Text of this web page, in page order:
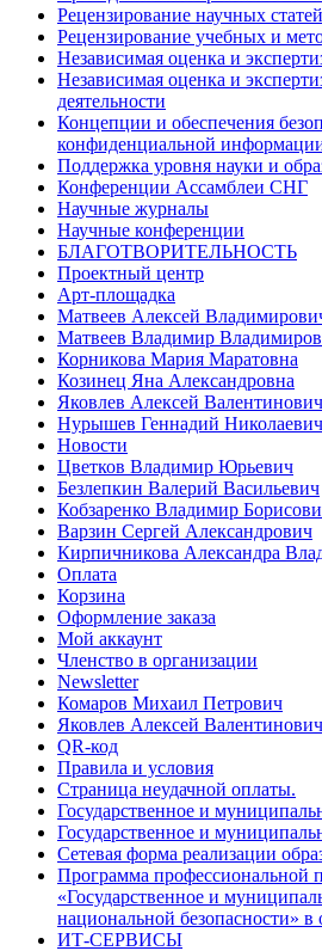
Рецензирование научных
Рецензирование учебных и
Независимая оценка и
Независимая оценка и
деятельности
Концепции и обеспечения
конфиденциальной
Поддержка уровня науки и
Конференции Ассамблеи СНГ
Научные журналы
Научные конференции
БЛАГОТВОРИТЕЛЬНОСТЬ
Проектный центр
Арт-площадка
Матвеев Алексей
Матвеев Владимир
Корникова Мария Маратовна
Козинец Яна Александровна
Яковлев Алексей Валентинович
Нурышев Геннадий Николаевич
Новости
Цветков Владимир Юрьевич
Безлепкин Валерий Васильевич
Кобзаренко Владимир
Варзин Сергей Александрович
Кирпичникова Александра
Оплата
Корзина
Оформление заказа
Мой аккаунт
Членство в организации
Newsletter
Комаров Михаил Петрович
Яковлев Алексей Валентинович
QR-код
Правила и условия
Страница неудачной оплаты.
Государственное и
Государственное и
Сетевая форма реализации
Программа профессиональной
«Государственное и
национальной безопасности» в
ИТ-СЕРВИСЫ